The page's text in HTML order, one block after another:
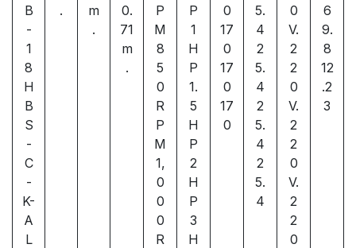
B
-
1
8
H
B
S
-
C
-
K-
A
L
.
m
.
0.
71
m
.
P
M
8
5
0
R
P
M
1,
0
0
0
R
P
1
H
P
1.
5
H
P
2
H
P
3
H
0
17
0
17
0
17
0
5.
4
2
5.
4
2
5.
4
2
5.
4
0
V.
2
2
0
V.
2
2
0
V.
2
2
0
6
9.
8
12
.2
3